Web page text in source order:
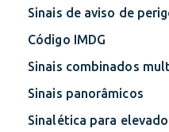
Sinais de aviso de
Código IMDG
Sinais combinados
Sinais panorâmicos
Sinalética para